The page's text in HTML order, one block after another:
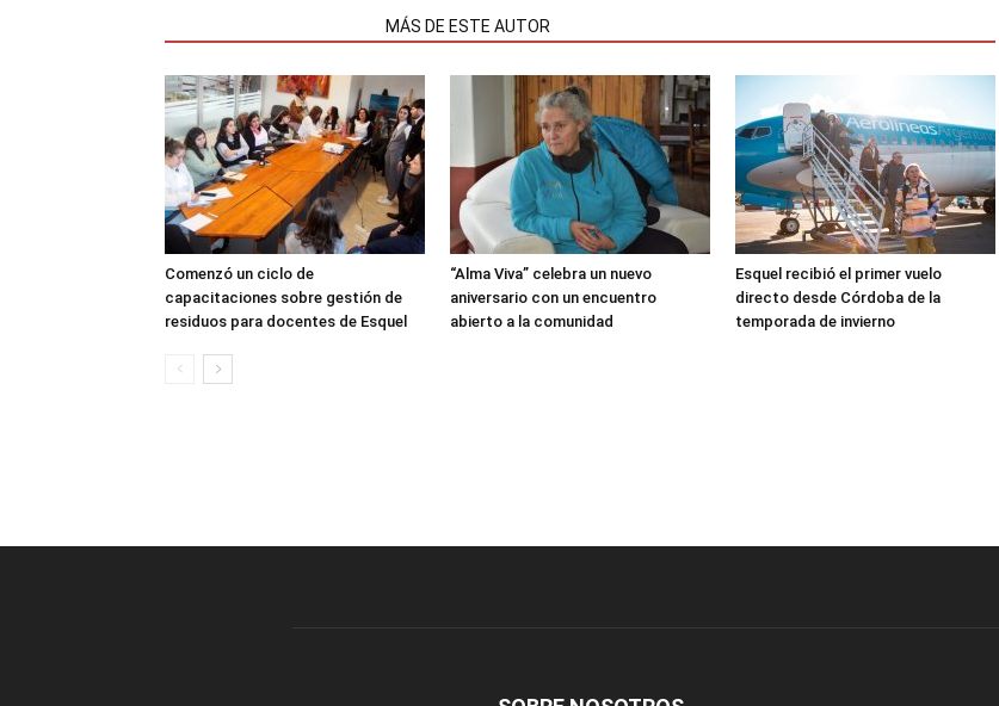
MÁS DE ESTE AUTOR
Comenzó un ciclo de
capacitaciones sobre gestión de
residuos para docentes de Esquel
“Alma Viva” celebra un nuevo
aniversario con un encuentro
abierto a la comunidad
Esquel recibió el primer vuelo
directo desde Córdoba de la
temporada de invierno